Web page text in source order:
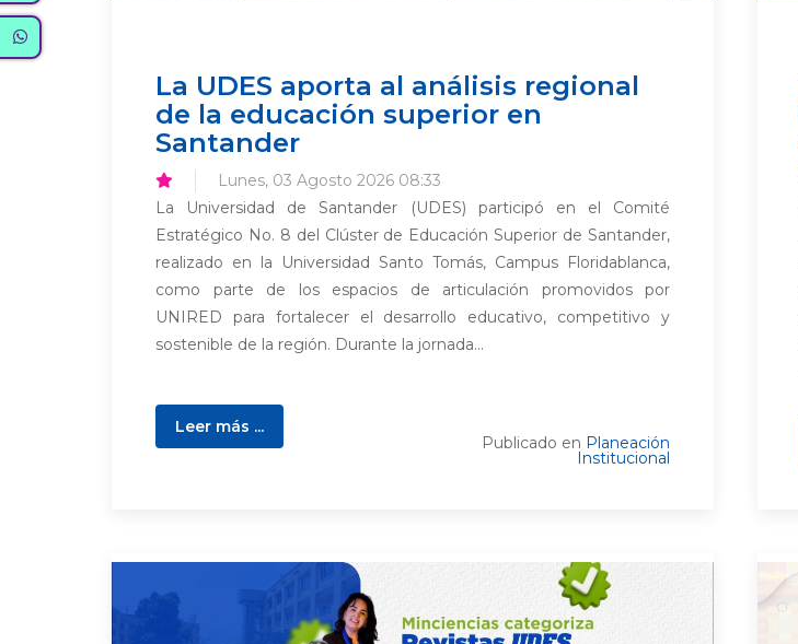
La UDES aporta al análisis regional
de la educación superior en
Santander
Lunes, 03 Agosto 2026 08:33
La Universidad de Santander (UDES) participó en el Comité
Estratégico No. 8 del Clúster de Educación Superior de Santander,
realizado en la Universidad Santo Tomás, Campus Floridablanca,
como parte de los espacios de articulación promovidos por
UNIRED para fortalecer el desarrollo educativo, competitivo y
sostenible de la región. Durante la jornada...
Leer más ...
Publicado en Planeación
Institucional